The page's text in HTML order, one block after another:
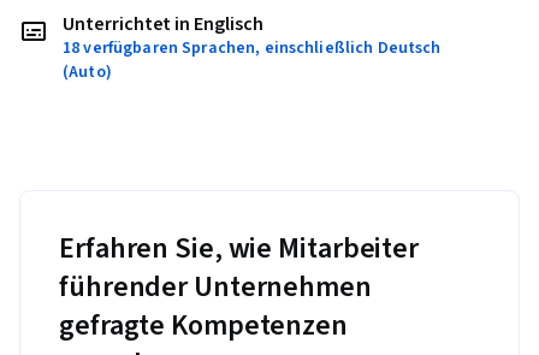
Unterrichtet in Englisch
18 verfügbaren Sprachen, einschließlich Deutsch
(Auto)
Erfahren Sie, wie Mitarbeiter
führender Unternehmen
gefragte Kompetenzen